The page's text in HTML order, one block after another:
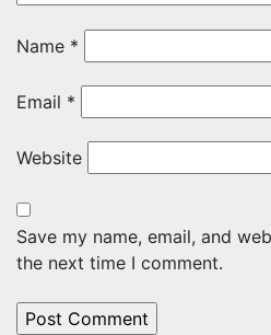
Name *
Email *
Website
Save my name, email, and
the next time I comment.